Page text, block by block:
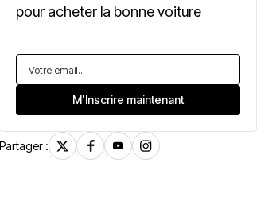
pour acheter la bonne voiture
Partager :